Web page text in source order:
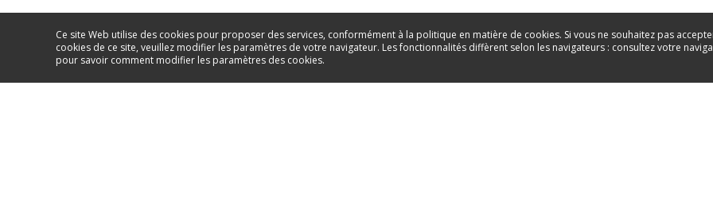
Ce site Web utilise des cookies pour proposer des services, conformément à la politique en matière de cookies. Si vous ne souhaitez pas
cookies de ce site, veuillez modifier les paramètres de votre navigateur. Les fonctionnalités diffèrent selon les navigateurs : consultez votre
pour savoir comment modifier les paramètres des cookies.